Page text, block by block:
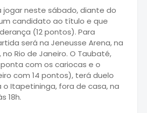
jogar neste sábado, diante do
candidato ao título e que
(12 pontos). Para
será na Jeneusse Arena, na
no Rio de Janeiro. O Taubaté,
com os cariocas e o
com 14 pontos), terá duelo
Itapetininga, fora de casa, na
18h.